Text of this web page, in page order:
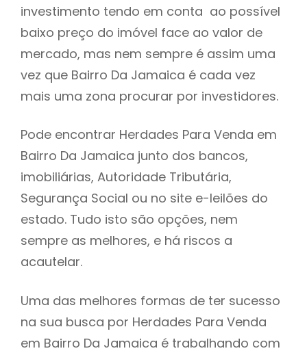
investimento tendo em conta ao possível
baixo preço do imóvel face ao valor de
mercado, mas nem sempre é assim uma
vez que Bairro Da Jamaica é cada vez
mais uma zona procurar por investidores.
Pode encontrar Herdades Para Venda em
Bairro Da Jamaica junto dos bancos,
imobiliárias, Autoridade Tributária,
Segurança Social ou no site e-leilões do
estado. Tudo isto são opções, nem
sempre as melhores, e há riscos a
acautelar.
Uma das melhores formas de ter sucesso
na sua busca por Herdades Para Venda
em Bairro Da Jamaica é trabalhando com